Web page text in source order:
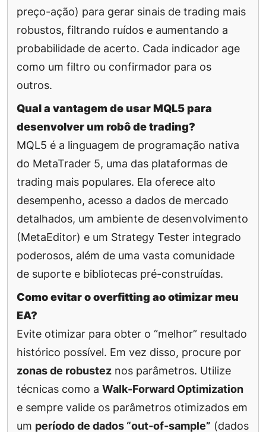
preço-ação) para gerar sinais de trading mais
robustos, filtrando ruídos e aumentando a
probabilidade de acerto. Cada indicador age
como um filtro ou confirmador para os
outros.
Qual a vantagem de usar MQL5 para
desenvolver um robô de trading?
MQL5 é a linguagem de programação nativa
do MetaTrader 5, uma das plataformas de
trading mais populares. Ela oferece alto
desempenho, acesso a dados de mercado
detalhados, um ambiente de desenvolvimento
(MetaEditor) e um Strategy Tester integrado
poderosos, além de uma vasta comunidade
de suporte e bibliotecas pré-construídas.
Como evitar o overfitting ao otimizar meu
EA?
Evite otimizar para obter o “melhor” resultado
histórico possível. Em vez disso, procure por
zonas de robustez nos parâmetros. Utilize
técnicas como a Walk-Forward Optimization
e sempre valide os parâmetros otimizados em
um período de dados “out-of-sample” (dados